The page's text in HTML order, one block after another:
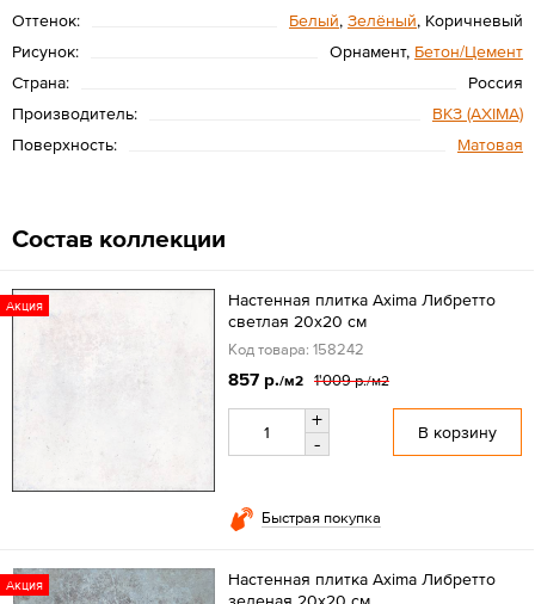
Оттенок:
Белый, Зелёный, Коричневый
Рисунок:
Орнамент, Бетон/Цемент
Страна:
Россия
Производитель:
ВКЗ (AXIMA)
Поверхность:
Матовая
Состав коллекции
Акция
Настенная плитка Axima Либретто
светлая 20x20 см
Код товара: 158242
857 р./м2 1'009 р./м2
+
-
В корзину
Быстрая покупка
Акция
Настенная плитка Axima Либретто